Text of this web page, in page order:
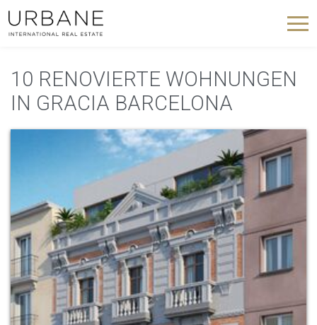
10 RENOVIERTE WOHNUNGEN
IN GRACIA BARCELONA